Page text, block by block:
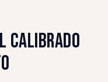
CALIBRADO